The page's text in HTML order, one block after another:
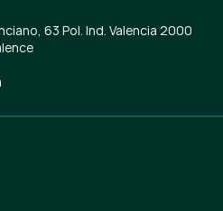
63 Pol. Ind. Valencia 2000